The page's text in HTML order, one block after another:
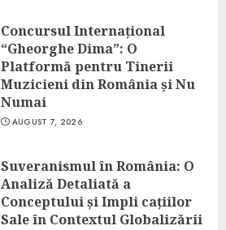
Concursul Internațional
“Gheorghe Dima”: O
Platformă pentru Tinerii
Muzicieni din România și Nu
Numai
AUGUST 7, 2026
Suveranismul în România: O
Analiză Detaliată a
Conceptului și Impli cațiilor
Sale în Contextul Globalizării